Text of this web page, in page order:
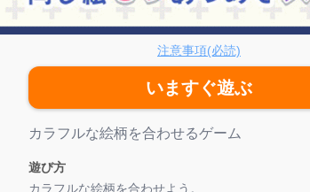
注意事項(必読)
いますぐ遊ぶ
ゲーム紹介
カラフルな絵柄を合わせるゲーム
遊び方
カラフルな絵柄を合わせよう。